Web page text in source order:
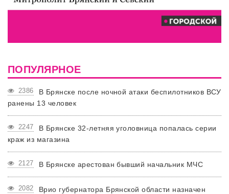
ПОПУЛЯРНОЕ
2386
В Брянске после ночной атаки беспилотников ВСУ
ранены 13 человек
2247
В Брянске 32-летняя уголовница попалась серии
краж из магазина
2127 В Брянске арестован бывший начальник МЧС
2082
Врио губернатора Брянской области назначен